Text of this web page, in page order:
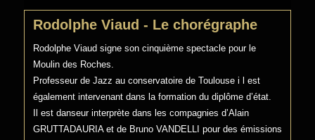
Rodolphe Viaud - Le chorégraphe
Rodolphe Viaud signe son cinquième spectacle pour le
Moulin des Roches.
Professeur de Jazz au conservatoire de Toulouse i l est
également intervenant dans la formation du diplôme d’état.
Il est danseur interprète dans les compagnies d’Alain
GRUTTADAURIA et de Bruno VANDELLI pour des émissions